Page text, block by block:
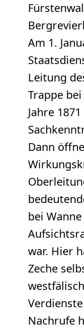
Am 1.
Leitung
Trappe
Jahre
Dann
bei
war. Hier
Zeche
Nachrufe